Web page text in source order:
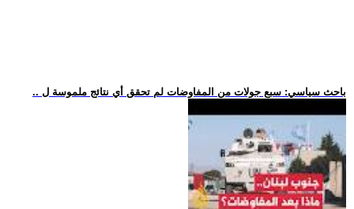
.. باحث سياسي: سبع جولات من المفاوضات لم تحقق أي نتائج ملموسة ل